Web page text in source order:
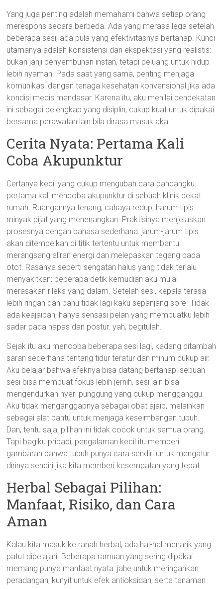
Yang juga penting adalah memahami bahwa setiap orang
merespons secara berbeda. Ada yang merasa lega setelah
beberapa sesi, ada pula yang efektivitasnya bertahap. Kunci
utamanya adalah konsistensi dan ekspektasi yang realistis:
bukan janji penyembuhan instan, tetapi peluang untuk hidup
lebih nyaman. Pada saat yang sama, penting menjaga
komunikasi dengan tenaga kesehatan konvensional jika ada
kondisi medis mendasar. Karena itu, aku menilai pendekatan
ini sebagai pelengkap yang disiplin, cukup kuat untuk dipakai
bersama perawatan lain bila dirasa masuk akal.
Cerita Nyata: Pertama Kali
Coba Akupunktur
Certanya kecil yang cukup mengubah cara pandangku:
pertama kali mencoba akupunktur di sebuah klinik dekat
rumah. Ruangannya tenang, cahaya redup, harum tipis
minyak pijat yang menenangkan. Praktisinya menjelaskan
prosesnya dengan bahasa sederhana: jarum-jarum tipis
akan ditempelkan di titik tertentu untuk membantu
merangsang aliran energi dan melepaskan tegang pada
otot. Rasanya seperti sengatan halus yang tidak terlalu
menyakitkan; beberapa detik kemudian aku mulai
merasakan rileks yang dalam. Setelah sesi, kepala terasa
lebih ringan dan bahu tidak lagi kaku sepanjang sore. Tidak
ada keajaiban, hanya sensasi pelan yang membuatku lebih
sadar pada napas dan postur. yah, begitulah.
Sejak itu aku mencoba beberapa sesi lagi, kadang ditambah
saran sederhana tentang tidur teratur dan minum cukup air.
Aku belajar bahwa efeknya bisa datang bertahap: sebuah
sesi bisa membuat fokus lebih jernih, sesi lain bisa
mengendurkan nyeri punggung yang cukup mengganggu.
Aku tidak menganggapnya sebagai obat ajaib, melainkan
sebagai alat bantu untuk menjaga keseimbangan tubuh.
Dan, tentu saja, pilihan ini tidak cocok untuk semua orang.
Tapi bagiku pribadi, pengalaman kecil itu memberi
gambaran bahwa tubuh punya cara sendiri untuk mengatur
dirinya sendiri jika kita memberi kesempatan yang tepat.
Herbal Sebagai Pilihan:
Manfaat, Risiko, dan Cara
Aman
Kalau kita masuk ke ranah herbal, ada hal-hal menarik yang
patut dipelajari. Beberapa ramuan yang sering dipakai
memang punya manfaat nyata: jahe untuk meringankan
peradangan, kunyit untuk efek antioksidan, serta tanaman